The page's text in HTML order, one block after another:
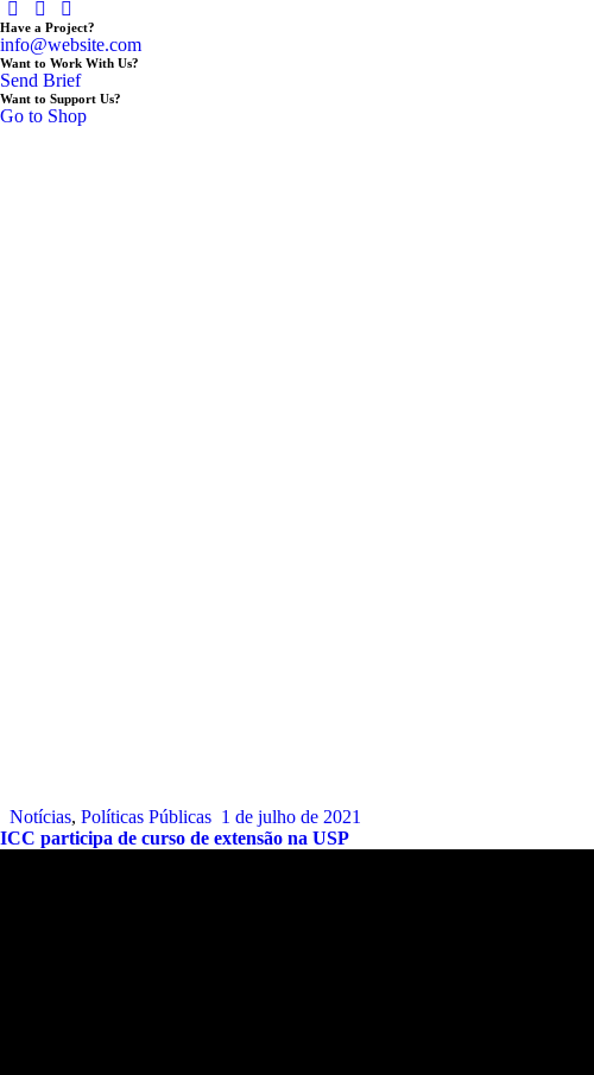
Have a Project?
info@website.com
Want to Work With Us?
Send Brief
Want to Support Us?
Go to Shop
Notícias, Políticas Públicas 1 de julho de 2021
ICC participa de curso de extensão na USP